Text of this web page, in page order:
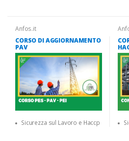
Anfos.it
CORSO DI AGGIORNAMENTO
PAV
Sicurezza sul Lavoro e Haccp